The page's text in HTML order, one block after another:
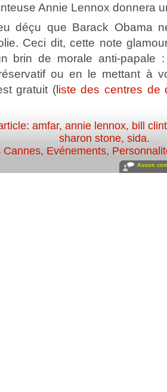
Annie Lennox donnera
déçu que Barack Obama
Ceci dit, cette note
brin de morale anti-papale
ou en le mettant à
gratuit (liste des centres de
amfar,annie lennox, bill
sharon stone, sida.
Cannes, Evénements,
Aucun